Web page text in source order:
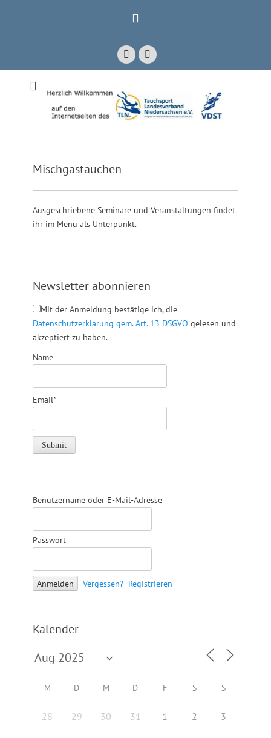
FacebookE-
Mail
Tauchsport
Landesverband
Mischgastauchen
Ausgeschriebene Seminare und Veranstaltungen findet
ihr im Menü als Unterpunkt.
Newsletter abonnieren
Mit der Anmeldung bestätige ich, die
Datenschutzerklärung gem. Art. 13 DSGVO gelesen und
akzeptiert zu haben.
Name
Email*
Benutzername oder E-Mail-Adresse
Passwort
Vergessen? Registrieren
Kalender
M D M D F S S
28 29 30 31 1 2 3